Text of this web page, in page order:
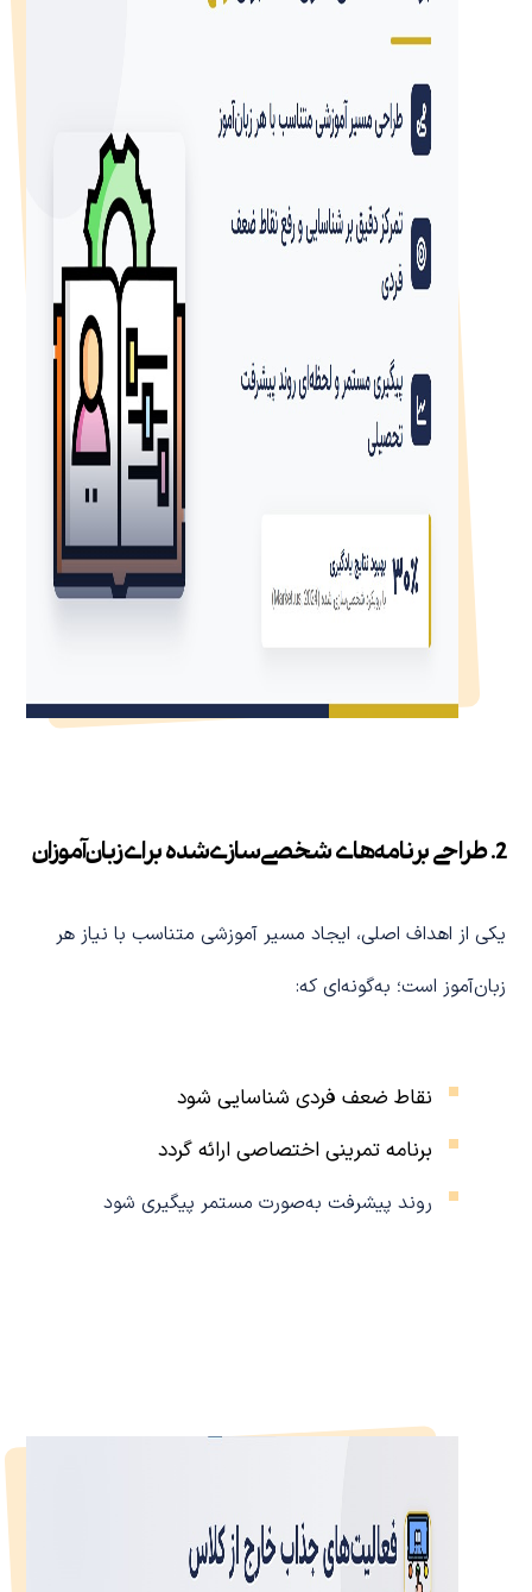
2. طراحی برنامه‌های شخصی‌سازی‌شده برای زبان‌آموزان
یکی از اهداف اصلی، ایجاد مسیر آموزشی متناسب با نیاز هر
زبان‌آموز است؛ به‌گونه‌ای که:
نقاط ضعف فردی شناسایی شود
برنامه تمرینی اختصاصی ارائه گردد
روند پیشرفت به‌صورت مستمر پیگیری شود